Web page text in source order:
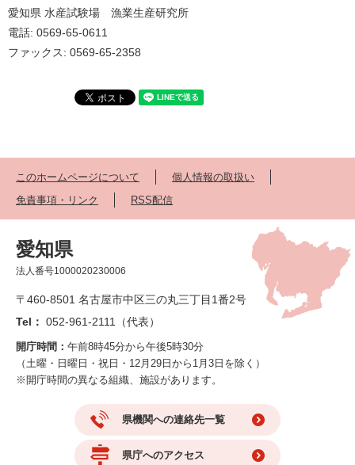
愛知県 水産試験場 漁業生産研究所
電話: 0569-65-0611
ファックス: 0569-65-2358
このホームページについて
個人情報の取扱い
免責事項・リンク
RSS配信
愛知県
法人番号1000020230006
〒460-8501 名古屋市中区三の丸三丁目1番2号
Tel： 052-961-2111（代表）
開庁時間： 午前8時45分から午後5時30分
（土曜・日曜日・祝日・12月29日から1月3日を除く）
※開庁時間の異なる組織、施設があります。
県機関への連絡先一覧
県庁へのアクセス